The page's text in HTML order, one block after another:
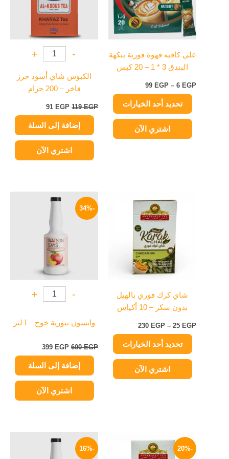
علي كافيه قهوة فورية بنكهة
البندق 3 * 1 – 20 كيس
6 EGP
–
99 EGP
تحديد أحد الخيارات
المختلفة
لهذا
المنتج.
اختيار
الخيارات
صفحة
المنتج
اشتري الآن
-
+
الكبوس شاي أسود خرز
فاخر – 200 جرام
119EGP
91 EGP
إضافة إلى السلة
اشتري الآن
شاي كرك فوري بالهيل
بدون سكر – 10 أكياس
25 EGP
–
230 EGP
السعر:
خلال
تحديد أحد الخيارات
المختلفة
اختيار
الخيارات
صفحة
المنتج
اشتري الآن
-34%
-
+
واتسون بيورية خوخ – ا لتر
600EGP
السعر
الأصلي
399 EGP
إضافة إلى السلة
اشتري الآن
-20%
السعر:
من
هناك
العديد
-16%
الأصلي